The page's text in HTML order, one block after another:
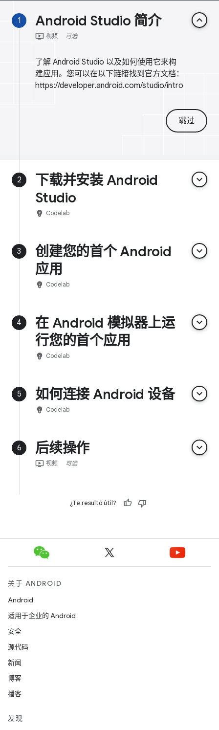
1 Android Studio 简介 keyboard_arrow_up
ondemand_video 视频 可选
了解 Android Studio 以及如何使用它来构
建应用。您可以在以下链接找到官方文档：
https://developer.android.com/studio/intro
跳过
2
下载并安装 Android
Studio
keyboard_arrow_down
emoji_objects Codelab
3
创建您的首个 Android
应用
keyboard_arrow_down
emoji_objects Codelab
4
在 Android 模拟器上运
行您的首个应用
keyboard_arrow_down
emoji_objects Codelab
5 如何连接 Android 设备 keyboard_arrow_down
emoji_objects Codelab
6 后续操作 keyboard_arrow_down
ondemand_video 视频 可选
¿Te resultó útil?
关于 ANDROID
Android
适用于企业的 Android
安全
源代码
新闻
博客
播客
发现